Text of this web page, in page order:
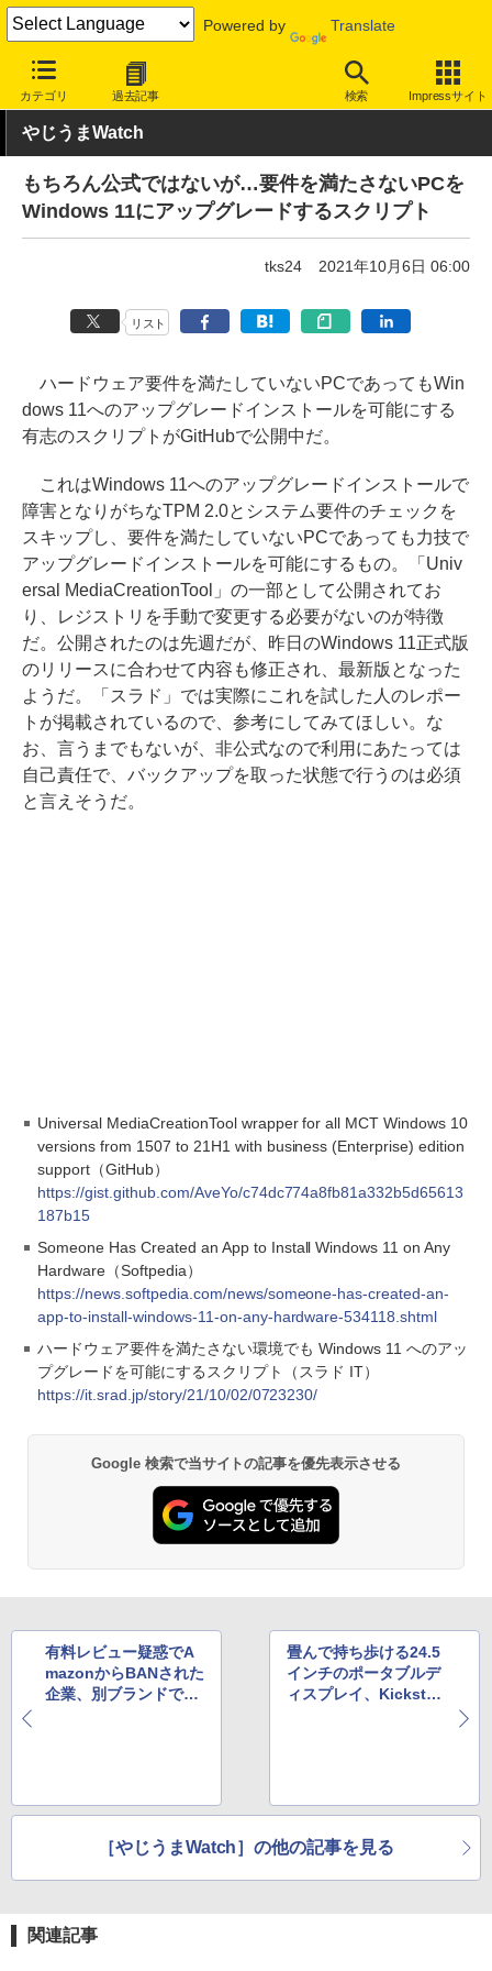
Powered by Translate
カテゴリ 過去記事 検索 Impressサイト
INTERNET Watch トピック
やじうまWatch
もちろん公式ではないが…要件を満たさないPCを
Windows 11にアップグレードするスクリプト
tks24 2021年10月6日 06:00
リスト
ハードウェア要件を満たしていないPCであってもWin
dows 11へのアップグレードインストールを可能にする
有志のスクリプトがGitHubで公開中だ。
これはWindows 11へのアップグレードインストールで
障害となりがちなTPM 2.0とシステム要件のチェックを
スキップし、要件を満たしていないPCであっても力技で
アップグレードインストールを可能にするもの。「Univ
ersal MediaCreationTool」の一部として公開されてお
り、レジストリを手動で変更する必要がないのが特徴
だ。公開されたのは先週だが、昨日のWindows 11正式版
のリリースに合わせて内容も修正され、最新版となった
ようだ。「スラド」では実際にこれを試した人のレポー
トが掲載されているので、参考にしてみてほしい。な
お、言うまでもないが、非公式なので利用にあたっては
自己責任で、バックアップを取った状態で行うのは必須
と言えそうだ。
Universal MediaCreationTool wrapper for all MCT Windows 10
versions from 1507 to 21H1 with business (Enterprise) edition
support（GitHub）
https://gist.github.com/AveYo/c74dc774a8fb81a332b5d65613
187b15
Someone Has Created an App to Install Windows 11 on Any
Hardware（Softpedia）
https://news.softpedia.com/news/someone-has-created-an-
app-to-install-windows-11-on-any-hardware-534118.shtml
ハードウェア要件を満たさない環境でも Windows 11 へのアッ
プグレードを可能にするスクリプト（スラド IT）
https://it.srad.jp/story/21/10/02/0723230/
Google 検索で当サイトの記事を優先表示させる
有料レビュー疑惑でA
mazonからBANされた
企業、別ブランドでの
畳んで持ち歩ける24.5
インチのポータブルデ
ィスプレイ、Kickstart
［やじうまWatch］の他の記事を見る
関連記事